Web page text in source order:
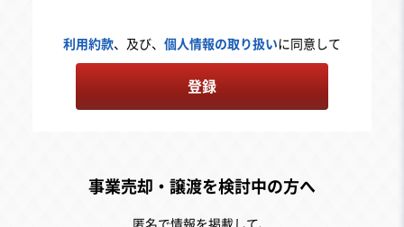
利用約款、及び、 個人情報の取り扱いに同意して
登録
事業売却・譲渡を検討中の方へ
匿名で情報を掲載して、